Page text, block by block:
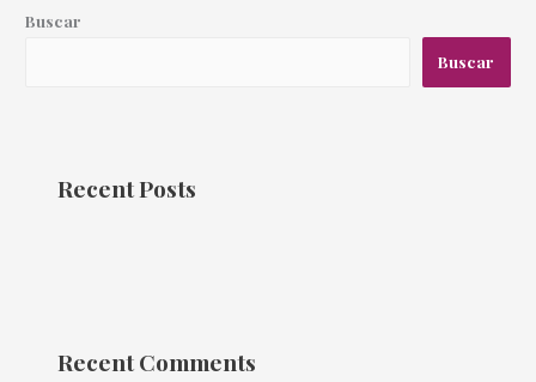
Buscar
Buscar
Recent Posts
Recent Comments